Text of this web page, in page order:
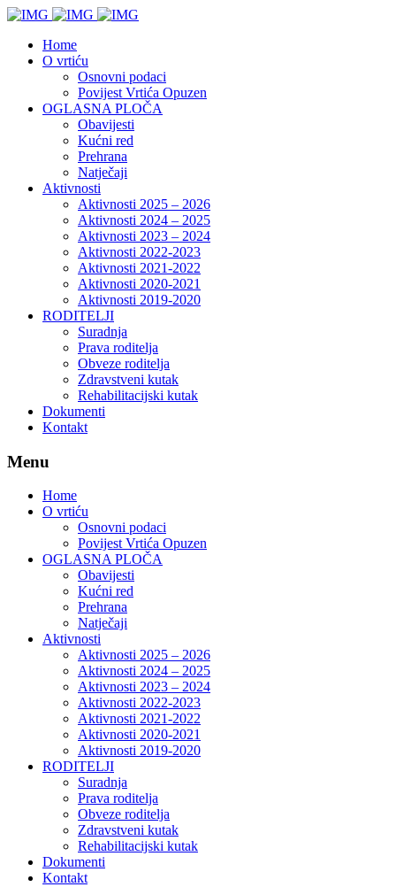
Home
O vrtiću
Osnovni podaci
Povijest Vrtića Opuzen
OGLASNA PLOČA
Obavijesti
Kućni red
Prehrana
Natječaji
Aktivnosti
Aktivnosti 2025 – 2026
Aktivnosti 2024 – 2025
Aktivnosti 2023 – 2024
Aktivnosti 2022-2023
Aktivnosti 2021-2022
Aktivnosti 2020-2021
Aktivnosti 2019-2020
RODITELJI
Suradnja
Prava roditelja
Obveze roditelja
Zdravstveni kutak
Rehabilitacijski kutak
Dokumenti
Kontakt
Menu
Home
O vrtiću
Osnovni podaci
Povijest Vrtića Opuzen
OGLASNA PLOČA
Obavijesti
Kućni red
Prehrana
Natječaji
Aktivnosti
Aktivnosti 2025 – 2026
Aktivnosti 2024 – 2025
Aktivnosti 2023 – 2024
Aktivnosti 2022-2023
Aktivnosti 2021-2022
Aktivnosti 2020-2021
Aktivnosti 2019-2020
RODITELJI
Suradnja
Prava roditelja
Obveze roditelja
Zdravstveni kutak
Rehabilitacijski kutak
Dokumenti
Kontakt